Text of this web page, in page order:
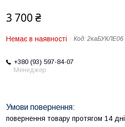
3 700 ₴
Немає в наявності Код: 2каБУКЛЕ06
+380 (93) 597-84-07
Менеджер
повернення товару протягом 14